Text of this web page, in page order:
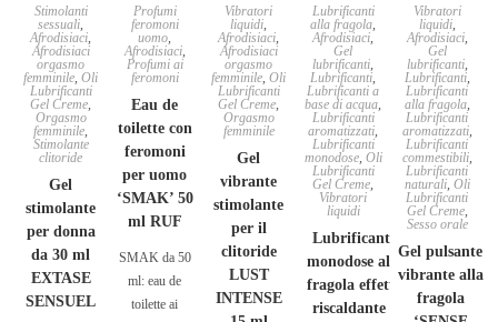
Stimolanti
sessuali,
Afrodisiaci,
Afrodisiaci
orgasmo
femminile,Oli
Lubrificanti
Gel Creme,
Orgasmo
femminile,
Stimolante
clitoride
Gel
stimolante
per donna
da 30 ml
EXTASE
SENSUEL
Profumi
feromoni
uomo,
Afrodisiaci,
Profumi ai
feromoni
Eau de
toilette con
feromoni
per uomo
‘SMAK’ 50
ml RUF
SMAK da 50
ml: eau de
toilette ai
Vibratori
liquidi,
Afrodisiaci,
Afrodisiaci
orgasmo
femminile,Oli
Lubrificanti
Gel Creme,
Orgasmo
femminile
Gel
vibrante
stimolante
per il
clitoride
LUST
INTENSE
Lubrificanti
alla fragola,
Afrodisiaci,
Gel
lubrificanti,
Lubrificanti,
Lubrificanti a
base di acqua,
Lubrificanti
aromatizzati,
Lubrificanti
monodose, Oli
Lubrificanti
Gel Creme,
Vibratori
liquidi
Lubrificante
monodose alla
fragola effetto
riscaldante e
Vibratori
liquidi,
Afrodisiaci,
Gel
lubrificanti,
Lubrificanti,
Lubrificanti
alla fragola,
Lubrificanti
aromatizzati,
Lubrificanti
commestibili,
Lubrificanti
naturali, Oli
Lubrificanti
Gel Creme,
Sesso orale
Gel pulsante
vibrante alla
fragola